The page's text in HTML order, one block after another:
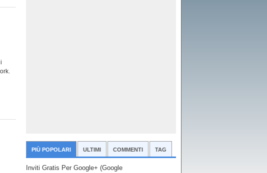
PIÙ POPOLARI ULTIMI COMMENTI TAG
Inviti Gratis Per Google+ (Google